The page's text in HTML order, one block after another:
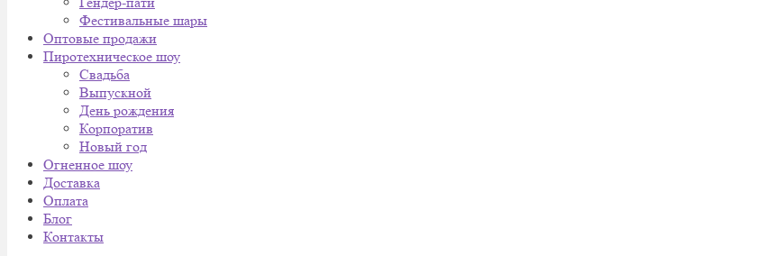
Фестивальные шары
Оптовые продажи
Пиротехническое шоу
Cвадьба
Выпускной
День рождения
Корпоратив
Новый год
Огненное шоу
Доставка
Оплата
Блог
Контакты